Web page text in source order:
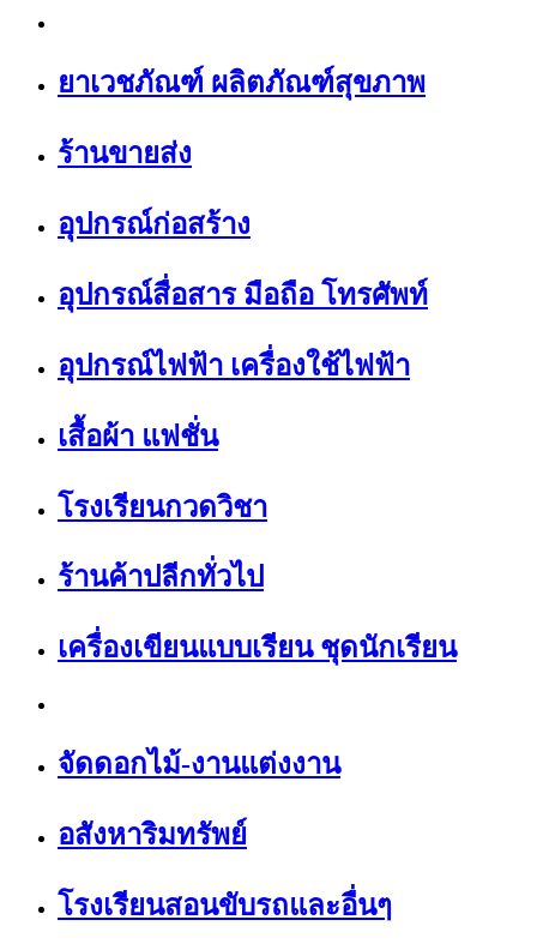
ยาเวชภัณฑ์ ผลิตภัณฑ์สุขภาพ
ร้านขายส่ง
อุปกรณ์ก่อสร้าง
อุปกรณ์สื่อสาร มือถือ โทรศัพท์
อุปกรณ์ไฟฟ้า เครื่องใช้ไฟฟ้า
เสื้อผ้า แฟชั่น
โรงเรียนกวดวิชา
ร้านค้าปลีกทั่วไป
เครื่องเขียนแบบเรียน ชุดนักเรียน
จัดดอกไม้-งานแต่งงาน
อสังหาริมทรัพย์
โรงเรียนสอนขับรถและอื่นๆ